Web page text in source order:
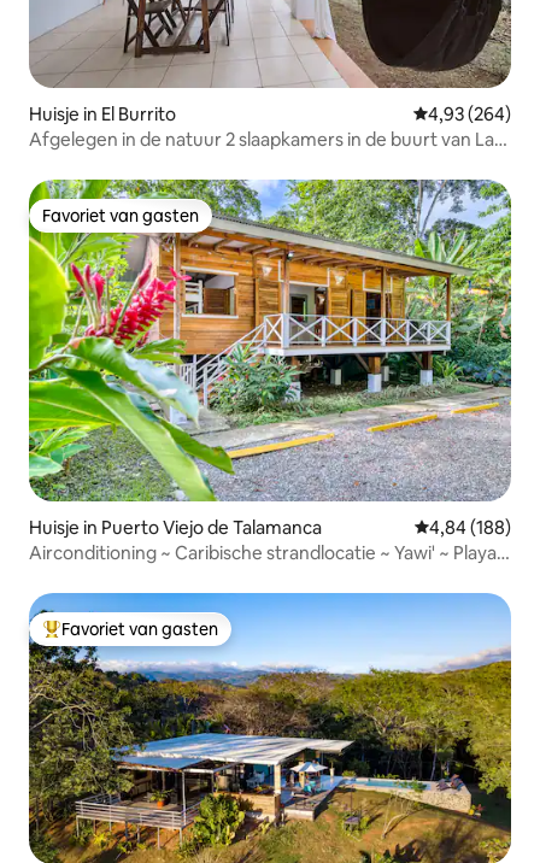
Huisje in El Burrito Gemiddelde
4,93 (264)
Afgelegen in de natuur 2 slaapkamers in de buurt van La
Favoriet van gasten
Favoriet van gasten
Huisje in Puerto Viejo de Talamanca Gemiddelde
4,84 (188)
Airconditioning ~ Caribische strandlocatie ~ Yawi' ~ Playa
Topfavoriet van gasten
Favoriet van gasten